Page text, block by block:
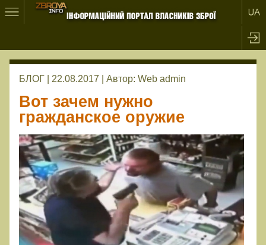
БЛОГ | 22.08.2017 | Автор: Web admin
Вот зачем нужно
гражданское оружие